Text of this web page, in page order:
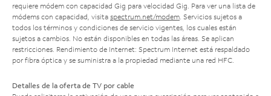
requiere módem con capacidad Gig para velocidad Gig. Para ver una lista de
módems con capacidad, visita spectrum.net/modem . Servicios sujetos a
todos los términos y condiciones de servicio vigentes, los cuales están
sujetos a cambios. No están disponibles en todas las áreas. Se aplican
restricciones. Rendimiento de Internet: Spectrum Internet está respaldado
por fibra óptica y se suministra a la propiedad mediante una red HFC.
Detalles de la oferta de TV por cable